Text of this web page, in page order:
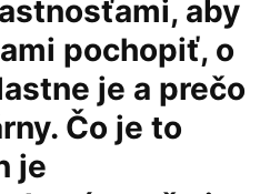
aby
pochopiť, o
je a prečo
Čo je to
je